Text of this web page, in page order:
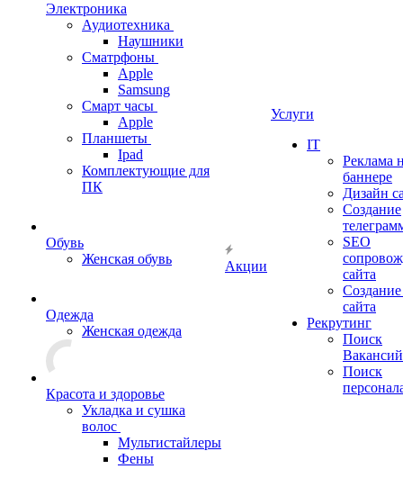
Электроника
Аудиотехника
Наушники
Сматрфоны
Apple
Samsung
Смарт часы
Apple
Планшеты
Ipad
Комплектующие для
ПК
Обувь
Женская обувь
Одежда
Женская одежда
Красота и здоровье
Укладка и сушка
волос
Мультистайлеры
Фены
Акции
Услуги
IT
Реклама
баннере
Дизайн
Создание
SEO
сайта
сайта
Рекрутинг
Поиск
Вакансий
Поиск